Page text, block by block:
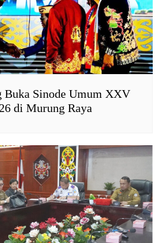
Buka Sinode Umum XXV
di Murung Raya